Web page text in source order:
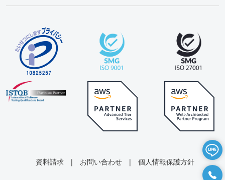
資料請求 | お問い合わせ | 個人情報保護方針